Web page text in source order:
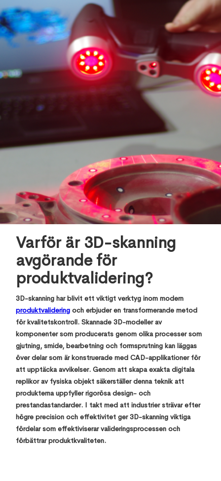
Sandesh Rao
, August 22, 2024
Varför är 3D-skanning
avgörande för
produktvalidering?
3D-skanning har blivit ett viktigt verktyg inom modern
produktvalidering och erbjuder en transformerande metod
för kvalitetskontroll. Skannade 3D-modeller av
komponenter som producerats genom olika processer som
gjutning, smide, bearbetning och formsprutning kan läggas
över delar som är konstruerade med CAD-applikationer för
att upptäcka avvikelser. Genom att skapa exakta digitala
replikor av fysiska objekt säkerställer denna teknik att
produkterna uppfyller rigorösa design- och
prestandastandarder. I takt med att industrier strävar efter
högre precision och effektivitet ger 3D-skanning viktiga
fördelar som effektiviserar valideringsprocessen och
förbättrar produktkvaliteten.